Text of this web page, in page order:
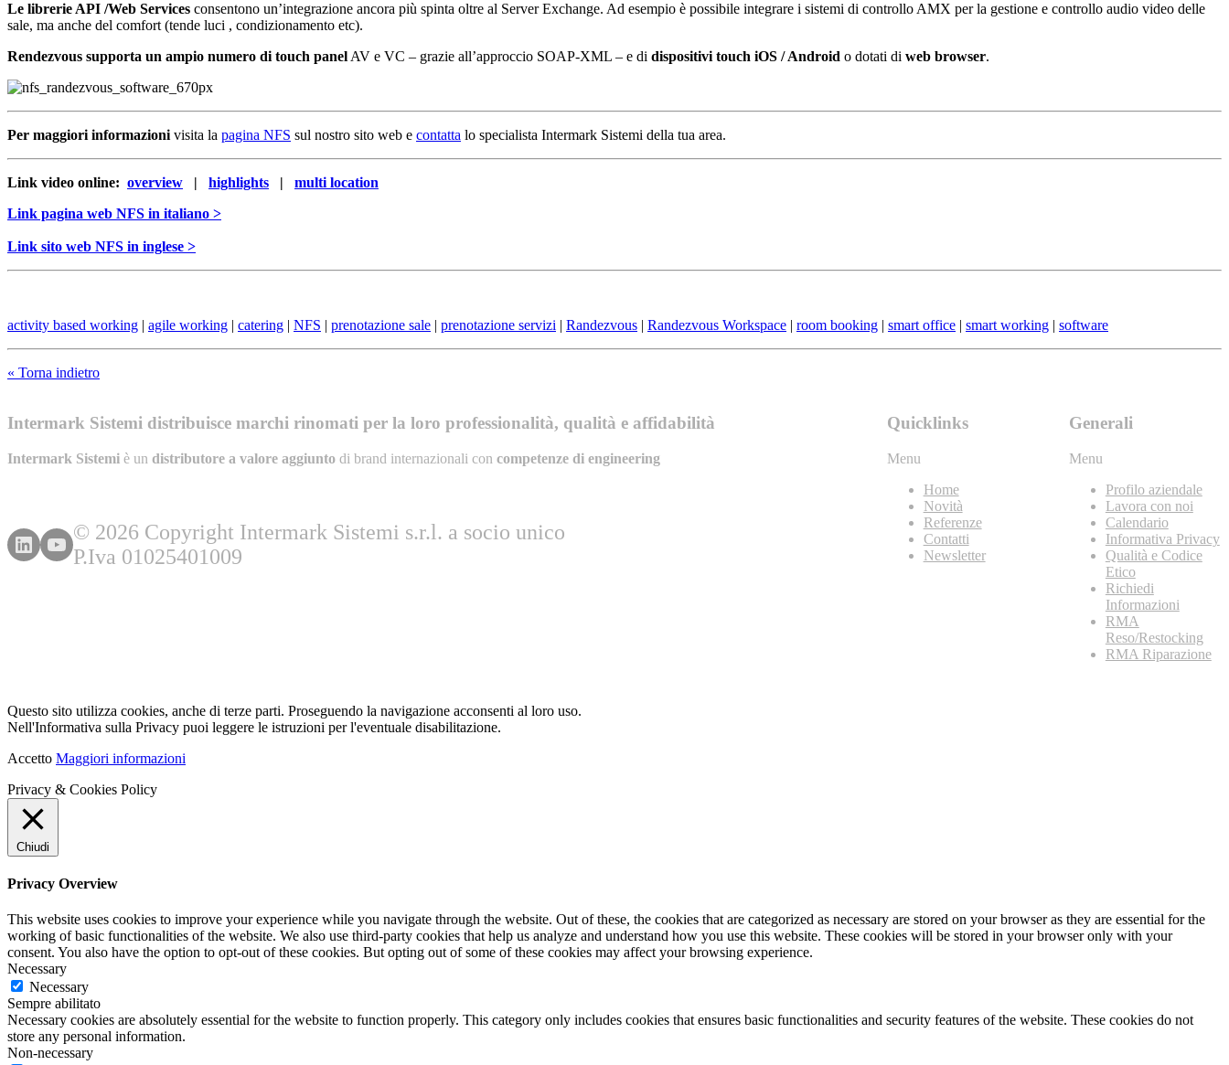
Le librerie API /Web Services consentono un’integrazione ancora più spinta oltre al Server Exchange. Ad esempio è possibile integrare i sistemi di controllo AMX per la gestione e controllo audio video delle
sale, ma anche del comfort (tende luci , condizionamento etc).
Rendezvous supporta un ampio numero di touch panelAV e VC – grazie all’approccio SOAP-XML – e di dispositivi touch iOS / Android o dotati di web browser.
Per maggiori informazionivisita la pagina NFS sul nostro sito web e contatta lo specialista Intermark Sistemi della tua area.
Link video online: overview | highlights | multi location
Link pagina web NFS in italiano >
Link sito web NFS in inglese >
activity based working | agile working | catering | NFS | prenotazione sale | prenotazione servizi | Randezvous | Randezvous Workspace | room booking | smart office | smart working | software
« Torna indietro
Intermark Sistemi distribuisce marchi rinomati per la loro professionalità, qualità e affidabilità
Intermark Sistemi è un distributore a valore aggiunto di brand internazionali con competenze di engineering
© 2026 Copyright Intermark Sistemi s.r.l. a socio unico
P.Iva 01025401009
Quicklinks
Menu
Home
Novità
Referenze
Contatti
Newsletter
Generali
Menu
Profilo aziendale
Lavora con noi
Calendario
Informativa Privacy
Qualità e Codice
Etico
Richiedi
Informazioni
RMA
Reso/Restocking
RMA Riparazione
Questo sito utilizza cookies, anche di terze parti. Proseguendo la navigazione acconsenti al loro uso.
Nell'Informativa sulla Privacy puoi leggere le istruzioni per l'eventuale disabilitazione.
Accetto Maggiori informazioni
Privacy & Cookies Policy
Chiudi
Privacy Overview
This website uses cookies to improve your experience while you navigate through the website. Out of these, the cookies that are categorized as necessary are stored on your browser as they are essential for the
working of basic functionalities of the website. We also use third-party cookies that help us analyze and understand how you use this website. These cookies will be stored in your browser only with your
consent. You also have the option to opt-out of these cookies. But opting out of some of these cookies may affect your browsing experience.
Necessary
Necessary
Sempre abilitato
Necessary cookies are absolutely essential for the website to function properly. This category only includes cookies that ensures basic functionalities and security features of the website. These cookies do not
store any personal information.
Non-necessary